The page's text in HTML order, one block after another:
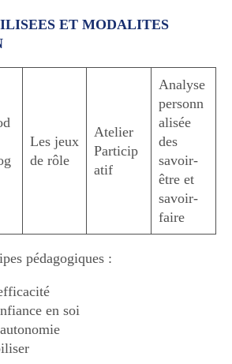
ET MODALITES
Les jeux
de rôle
Atelier
Particip
atif
Analyse
personn
alisée
des
savoir-
être et
savoir-
faire
pédagogiques :
en soi